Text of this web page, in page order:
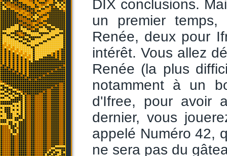
DIX conclusions.
un premier
Renée, deux pour
intérêt. Vous allez
Renée (la plus
notamment à un
d'Ifree, pour avoir
dernier, vous
appelé Numéro 42,
ne sera pas du